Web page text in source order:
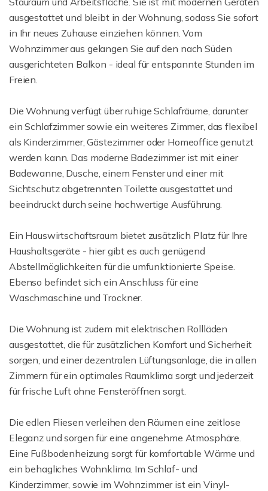
ausgestattet und bleibt in der Wohnung, sodass Sie sofort
in Ihr neues Zuhause einziehen können. Vom
Wohnzimmer aus gelangen Sie auf den nach Süden
ausgerichteten Balkon - ideal für entspannte Stunden im
Freien.
Die Wohnung verfügt über ruhige Schlafräume, darunter
ein Schlafzimmer sowie ein weiteres Zimmer, das flexibel
als Kinderzimmer, Gästezimmer oder Homeoffice genutzt
werden kann. Das moderne Badezimmer ist mit einer
Badewanne, Dusche, einem Fenster und einer mit
Sichtschutz abgetrennten Toilette ausgestattet und
beeindruckt durch seine hochwertige Ausführung.
Ein Hauswirtschaftsraum bietet zusätzlich Platz für Ihre
Haushaltsgeräte - hier gibt es auch genügend
Abstellmöglichkeiten für die umfunktionierte Speise.
Ebenso befindet sich ein Anschluss für eine
Waschmaschine und Trockner.
Die Wohnung ist zudem mit elektrischen Rollläden
ausgestattet, die für zusätzlichen Komfort und Sicherheit
sorgen, und einer dezentralen Lüftungsanlage, die in allen
Zimmern für ein optimales Raumklima sorgt und jederzeit
für frische Luft ohne Fensteröffnen sorgt.
Die edlen Fliesen verleihen den Räumen eine zeitlose
Eleganz und sorgen für eine angenehme Atmosphäre.
Eine Fußbodenheizung sorgt für komfortable Wärme und
ein behagliches Wohnklima. Im Schlaf- und
Kinderzimmer, sowie im Wohnzimmer ist ein Vinyl-